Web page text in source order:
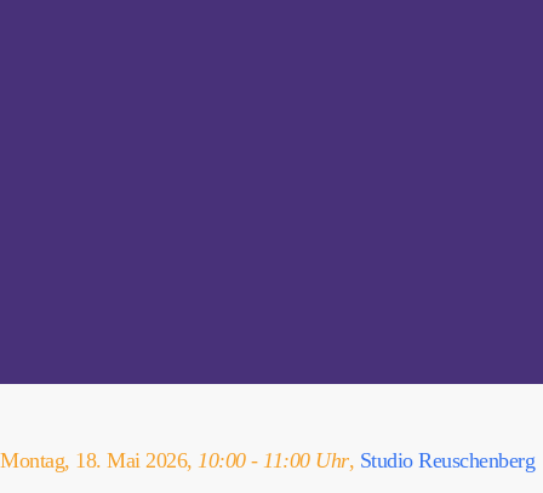
Montag, 18. Mai 2026, 10:00 - 11:00 Uhr, Studio Reuschenberg